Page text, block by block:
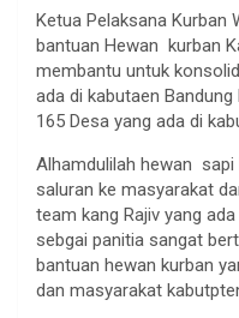
Ketua Pelaksana Kurban
bantuan Hewan kurban
membantu untuk
ada di kabutaen
165 Desa yang ada di
Alhamdulilah hewan
saluran ke masyarakat
team kang Rajiv yang
sebgai panitia sangat
bantuan hewan kurban
dan masyarakat